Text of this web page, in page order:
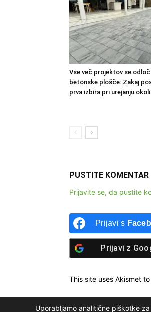
Vse več projektov se
betonske plošče: Zakaj
prva izbira pri urejanju
PUSTITE KOMENTAR
Prijavite se, da pustite
Prijavi s
Prijavi z
This site uses Akismet
Uporabljamo analitične piškotke